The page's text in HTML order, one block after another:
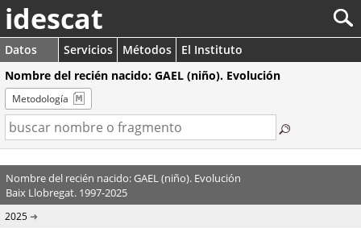
idescat
Datos Servicios Métodos
El Instituto
Nombre del recién nacido: GAEL (niño). Evolución
Metodología
Nombre del recién nacido: GAEL (niño). Evolución
Baix Llobregat. 1997-2025
2025